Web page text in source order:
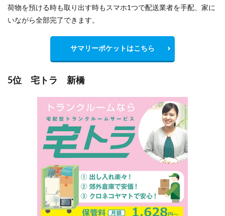
荷物を預ける時も取り出す時もスマホ1つで配送業者を手配、家に
いながら全部完了できます。
サマリーポケットはこちら
5位 宅トラ 新橋